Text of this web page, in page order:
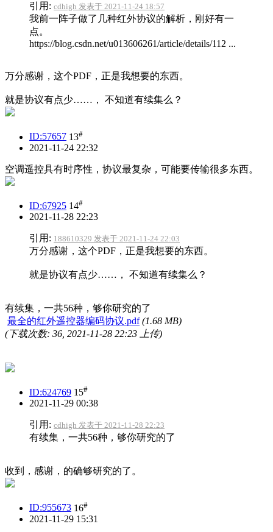
引用: cdhigh 发表于 2021-11-24 18:57
我前一阵子做了几种红外协议的解析，刚好有一
点。
https://blog.csdn.net/u013606261/article/details/112 ...
万分感谢，这个PDF，正是我想要的东西。
就是协议有点少……， 不知道有续集么？
ID:57657 13#
2021-11-24 22:32
空调遥控具有时序性，协议最复杂，可能要传输很多东西。
ID:67925 14#
2021-11-28 22:23
引用: 188610329 发表于 2021-11-24 22:03
万分感谢，这个PDF，正是我想要的东西。
就是协议有点少……， 不知道有续集么？
有续集，一共56种，够你研究的了
最全的红外遥控器编码协议.pdf (1.68 MB)
(下载次数: 36, 2021-11-28 22:23 上传)
ID:624769 15#
2021-11-29 00:38
引用: cdhigh 发表于 2021-11-28 22:23
有续集，一共56种，够你研究的了
收到，感谢，的确够研究的了。
ID:955673 16#
2021-11-29 15:31